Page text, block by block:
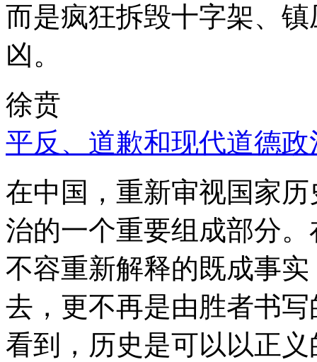
而是疯狂拆毁十字架、
凶。
徐贲
平反、道歉和现代道德政
在中国，重新审视国家
治的一个重要组成部分
不容重新解释的既成事
去，更不再是由胜者书
看到，历史是可以以正